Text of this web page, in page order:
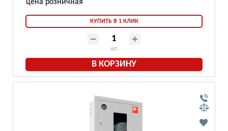
КУПИТЬ В 1 КЛИК
шт
В КОРЗИНУ